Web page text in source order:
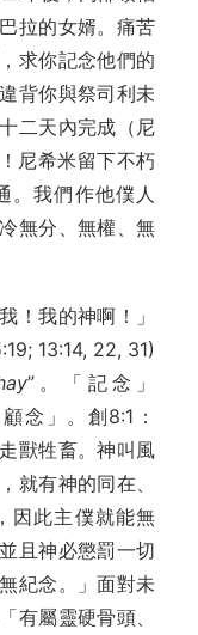
拉的女婿。痛苦
求你記念他們的
背你與祭司利未
二天內完成（尼
尼希米留下不朽
。我們作他僕人
無分、無權、無
！我的神啊！」
13:14, 22, 31)
”。「記念」
念」。創8:1：
獸牲畜。神叫風
就有神的同在、
因此主僕就能無
且神必懲罰一切
紀念。」面對未
有屬靈硬骨頭、